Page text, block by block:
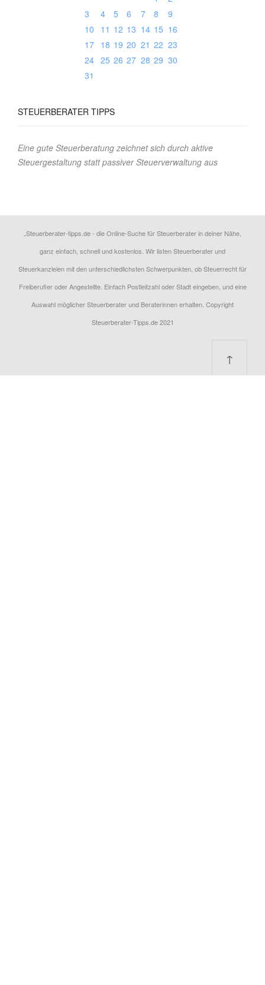
3
4 5 6 7 8
9
10
11 12 13 14 15 16
17
18 19 20 21 22 23
24 25 26 27 28 29 30
31
STEUERBERATER TIPPS
Eine gute Steuerberatung zeichnet sich durch aktive
Steuergestaltung statt passiver Steuerverwaltung aus
„Steuerberater-tipps.de - die Online-Suche für Steuerberater in deiner Nähe,
ganz einfach, schnell und kostenlos. Wir listen Steuerberater und
Steuerkanzleien mit den unterschiedlichsten Schwerpunkten, ob Steuerrecht für
Freiberufler oder Angestellte. Einfach Postleitzahl oder Stadt eingeben, und eine
Auswahl möglicher Steuerberater und Beraterinnen erhalten. Copyright
Steuerberater-Tipps.de 2021
↑